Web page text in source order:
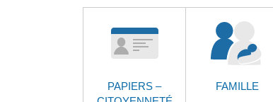
PAPIERS –
FAMILLE